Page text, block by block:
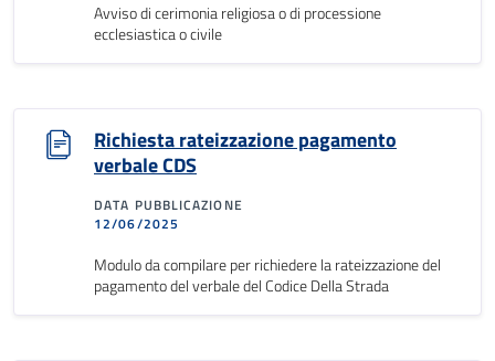
Avviso di cerimonia religiosa o di processione
ecclesiastica o civile
Richiesta rateizzazione pagamento
verbale CDS
DATA PUBBLICAZIONE
12/06/2025
Modulo da compilare per richiedere la rateizzazione del
pagamento del verbale del Codice Della Strada